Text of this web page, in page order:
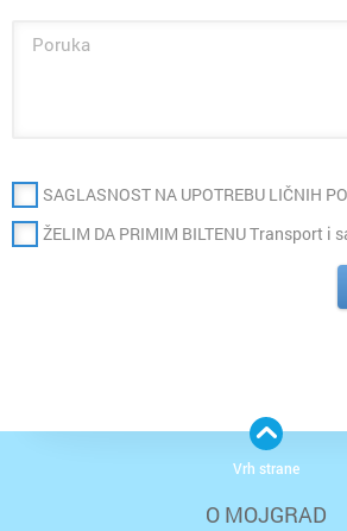
SAGLASNOST NA UPOTREBU LIČNIH
ŽELIM DA PRIMIM BILTENU Transport i
O MOJGRAD
Vrh strane